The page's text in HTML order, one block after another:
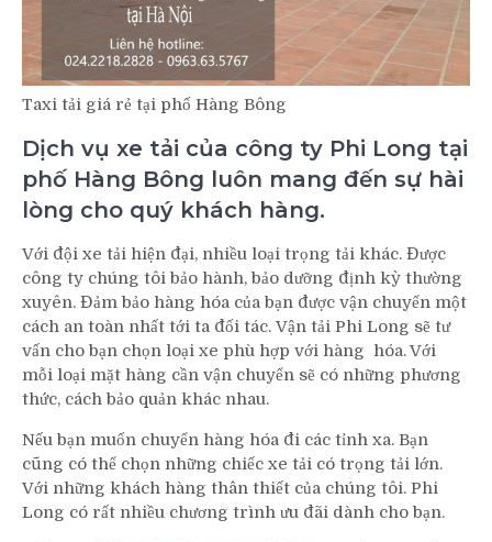
Taxi tải giá rẻ tại phố Hàng Bông
Dịch vụ xe tải của công ty Phi Long tại
phố Hàng Bông luôn mang đến sự hài
lòng cho quý khách hàng.
Với đội xe tải hiện đại, nhiều loại trọng tải khác. Được
công ty chúng tôi bảo hành, bảo dưỡng định kỳ thường
xuyên. Đảm bảo hàng hóa của bạn được vận chuyển một
cách an toàn nhất tới ta đối tác. Vận tải Phi Long sẽ tư
vấn cho bạn chọn loại xe phù hợp với hàng hóa. Với
mỗi loại mặt hàng cần vận chuyển sẽ có những phương
thức, cách bảo quản khác nhau.
Nếu bạn muốn chuyển hàng hóa đi các tỉnh xa. Bạn
cũng có thể chọn những chiếc xe tải có trọng tải lớn.
Với những khách hàng thân thiết của chúng tôi. Phi
Long có rất nhiều chương trình ưu đãi dành cho bạn.